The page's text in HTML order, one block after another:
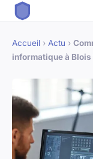
Accueil › Actu ›
informatique à Blois